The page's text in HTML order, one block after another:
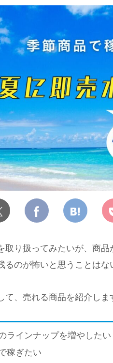
取り扱ってみたいが、商
るのが怖いと思うことはな
て、売れる商品を紹介しま
ラインナップを増やしたい
稼ぎたい